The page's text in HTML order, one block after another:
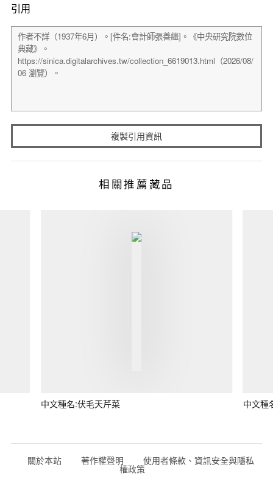
引用
複製引用資訊
相關推薦藏品
中文種名:伏毛天芹菜 中文種
關於本站 著作權聲明 使用者條款、資訊安全與隱私
權政策